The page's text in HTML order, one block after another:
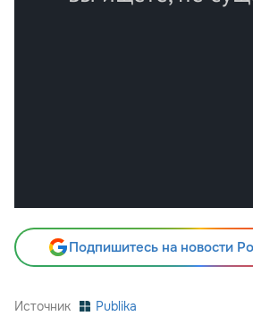
Подпишитесь на новости
Источник Publika